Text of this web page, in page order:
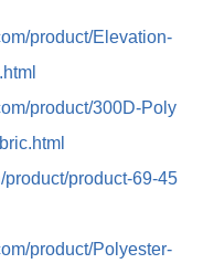
product/Elevation-
product/300D-Poly
product-69-45
product/Polyester-